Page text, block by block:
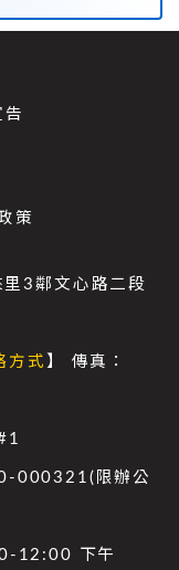
告
策
3鄰文心路二段
方式 】 傳真：
000321(限辦公
12:00 下午